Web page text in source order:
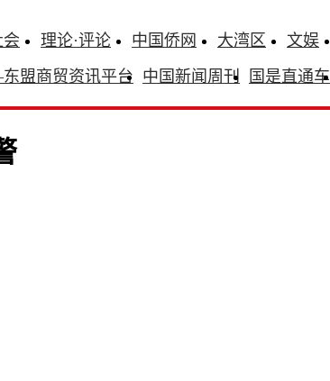
会 理论·评论 中国侨网 大湾区 文娱
盟商贸资讯平台 中国新闻周刊 国是直通车